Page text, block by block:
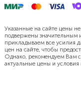
Указанные на сайте цены
подвержены значительным
прикладываем все усилия
цен на сайте, чтобы
Однако, рекомендуем Вам
актуальные цены и